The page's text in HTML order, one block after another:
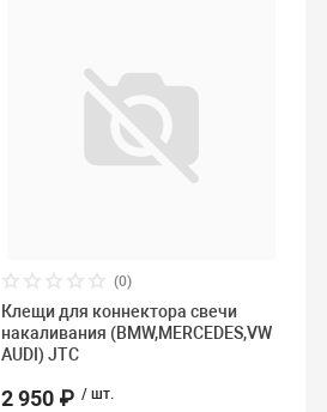
(0)
Клещи для коннектора свечи
накаливания (BMW,MERCEDES,VW
AUDI) JTC
2 950 ₽ / шт.